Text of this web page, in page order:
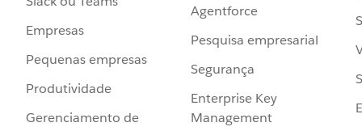
Empresas
Pequenas empresas
Produtividade
Gerenciamento de
Agentforce
Pesquisa empresarial
Segurança
Enterprise Key
Management